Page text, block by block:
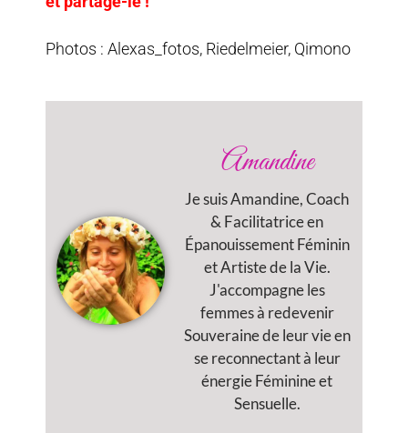
Photos : Alexas_fotos, Riedelmeier, Qimono
Amandine
Je suis Amandine, Coach
& Facilitatrice en
Épanouissement Féminin
et Artiste de la Vie.
J'accompagne les
femmes à redevenir
Souveraine de leur vie en
se reconnectant à leur
énergie Féminine et
Sensuelle.